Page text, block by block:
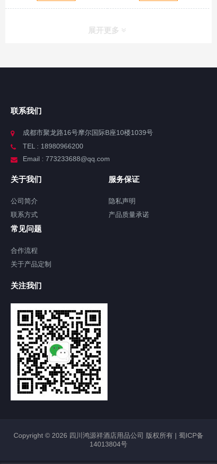
展开更多
联系我们
成都市聚龙路16号摩尔国际B座10楼1039号
TEL : 18980966200
Email : 773233688@qq.com
关于我们
公司简介
联系方式
服务保证
隐私声明
产品质量承诺
常见问题
合作流程
关于产品定制
关注我们
Copyright © 2026 四川鸿源祥酒店用品公司 版权所有 | 蜀ICP备
14013804号